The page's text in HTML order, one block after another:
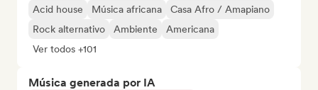
Acid house Música africana
Casa Afro / Amapiano
Rock alternativo
Ambiente
Americana
Ver todos +101
Música generada por IA